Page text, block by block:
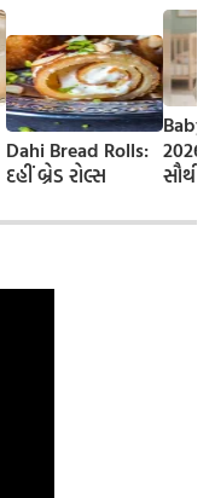
Dahi Bread Rolls:
દહીં બ્રેડ રોલ્સ
Baby